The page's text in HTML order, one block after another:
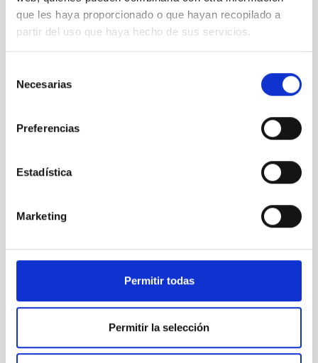
que les haya proporcionado o que hayan recopilado a
partir del uso que haya hecho de sus servicios.
Necesarias
Preferencias
Estadística
Marketing
Permitir todas
Permitir la selección
Cervantes
de Tokio
"100 Lunas
Dumbbell